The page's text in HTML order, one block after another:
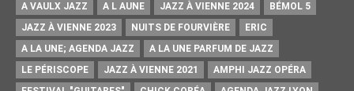
A VAULX JAZZ
A L AUNE JAZZ À VIENNE 2024
BÉMOL 5
JAZZ À VIENNE 2023
NUITS DE FOURVIÈRE
ERIC
A LA UNE; AGENDA JAZZ
A LA UNE PARFUM DE JAZZ
LE PÉRISCOPE
JAZZ À VIENNE 2021
AMPHI JAZZ OPÉRA